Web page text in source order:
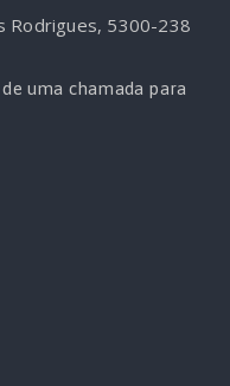
Rodrigues, 5300-238
uma chamada para